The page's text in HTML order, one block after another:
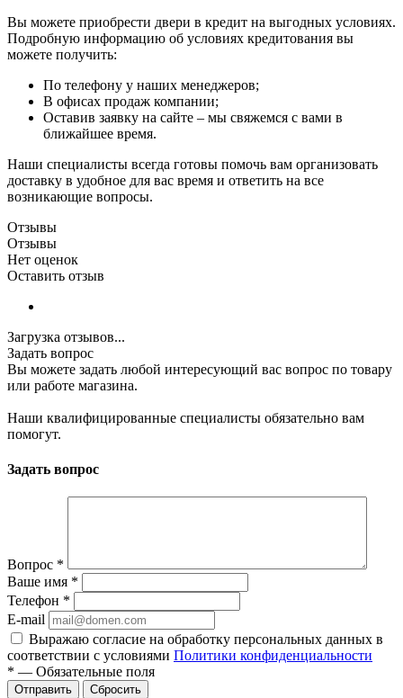
Вы можете приобрести двери в кредит на выгодных условиях.
Подробную информацию об условиях кредитования вы
можете получить:
По телефону у наших менеджеров;
В офисах продаж компании;
Оставив заявку на сайте – мы свяжемся с вами в
ближайшее время.
Наши специалисты всегда готовы помочь вам организовать
доставку в удобное для вас время и ответить на все
возникающие вопросы.
Отзывы
Отзывы
Нет оценок
Оставить отзыв
Загрузка отзывов...
Задать вопрос
Вы можете задать любой интересующий вас вопрос по товару
или работе магазина.
Наши квалифицированные специалисты обязательно вам
помогут.
Задать вопрос
Вопрос *
Ваше имя *
Телефон *
E-mail
Выражаю согласие на обработку персональных данных в
соответствии с условиями Политики конфиденциальности
* — Обязательные поля
Отправить Сбросить